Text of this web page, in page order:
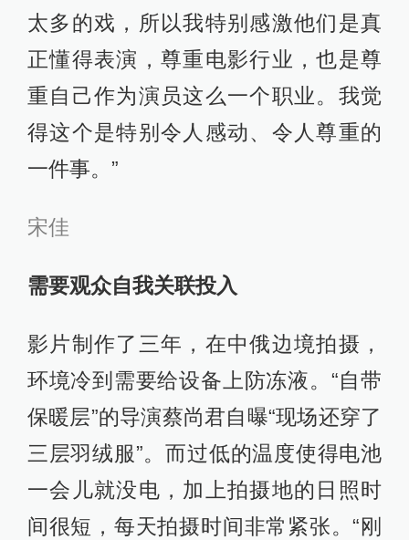
太多的戏，所以我特别感激他们是真
正懂得表演，尊重电影行业，也是尊
重自己作为演员这么一个职业。我觉
得这个是特别令人感动、令人尊重的
一件事。”
宋佳
需要观众自我关联投入
影片制作了三年，在中俄边境拍摄，
环境冷到需要给设备上防冻液。“自带
保暖层”的导演蔡尚君自曝“现场还穿了
三层羽绒服”。而过低的温度使得电池
一会儿就没电，加上拍摄地的日照时
间很短，每天拍摄时间非常紧张。“刚